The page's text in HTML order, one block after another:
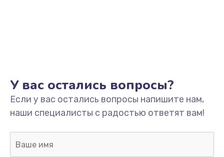
У вас остались вопросы?
Если у вас остались вопросы напишите нам,
наши специалисты с радостью ответят вам!